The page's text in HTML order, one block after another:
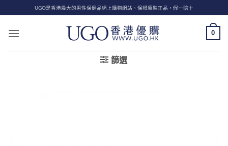
to
content
UGO是香港最大的男性保健品網上購物網站、保證原裝正品，假一賠十
0
篩選